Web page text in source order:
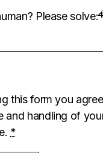
Please solve:
this form you
and handling of
*